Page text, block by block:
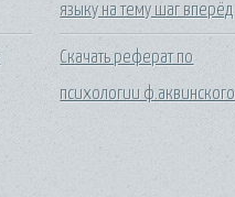
языку на тему шаг вперёд
Скачать реферат по
психологии ф.аквинского